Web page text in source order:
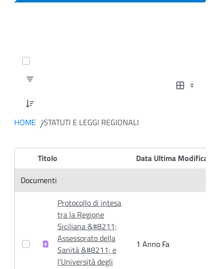
0 of 9 Articoli Selected
HOME STATUTI E LEGGI REGIONALI
Item Selection
Titolo Data Ultima Modifica
Documenti
Protocollo di intesa
tra la Regione
Siciliana &#8211;
Assessorato della
Sanità &#8211; e
l’Università degli
1 Anno Fa